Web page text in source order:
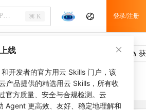
⌘ K 登录/注册
线
开发者的官方用云 Skills 门户，该
产品提供的精选用云 Skills，所有收
官方质量、安全与合规检测。云
Agent 更高效、友好、稳定地理解和